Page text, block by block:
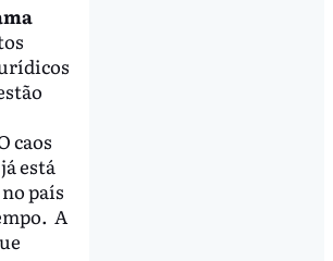
caos
está
país
A